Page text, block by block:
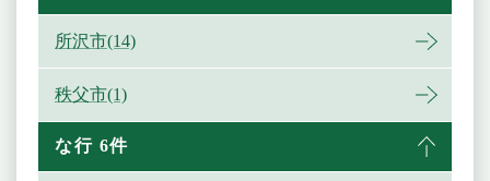
所沢市(14)
秩父市(1)
な行 6件